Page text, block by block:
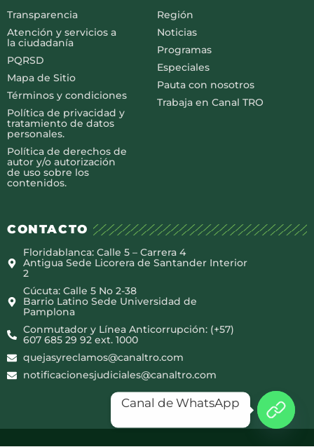
Transparencia
Atención y servicios a
la ciudadanía
PQRSD
Mapa de Sitio
Términos y condiciones
Política de privacidad y
tratamiento de datos
personales.
Política de derechos de
autor y/o autorización
de uso sobre los
contenidos.
Región
Noticias
Programas
Especiales
Pauta con nosotros
Trabaja en Canal TRO
CONTACTO
Floridablanca: Calle 5 – Carrera 4
Antigua Sede Licorera de Santander Interior
2
Cúcuta: Calle 5 No 2-38
Barrio Latino Sede Universidad de
Pamplona
Conmutador y Línea Anticorrupción: (+57)
607 685 29 92 ext. 1000
quejasyreclamos@canaltro.com
notificacionesjudiciales@canaltro.com
Canal de WhatsApp